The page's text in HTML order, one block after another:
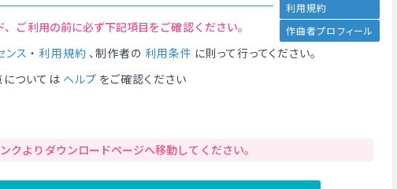
利用規約
作曲者プロフィール
ご利用の前に必ず下記項目をご確認ください。
ンス ・ 利用規約 、制作者の 利用条件 に則って行ってください。
については ヘルプ をご確認ください
クよりダウンロードページへ移動してください。